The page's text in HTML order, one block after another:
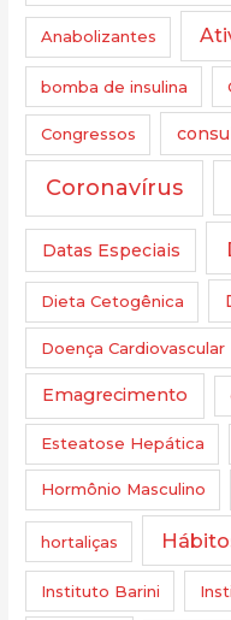
Anabolizantes
bomba de insulina
Congressos
Coronavírus
Datas Especiais
Dieta Cetogênica
Doença Cardiovascular
Emagrecimento
Esteatose Hepática
Hormônio Masculino
hortaliças
Instituto Barini